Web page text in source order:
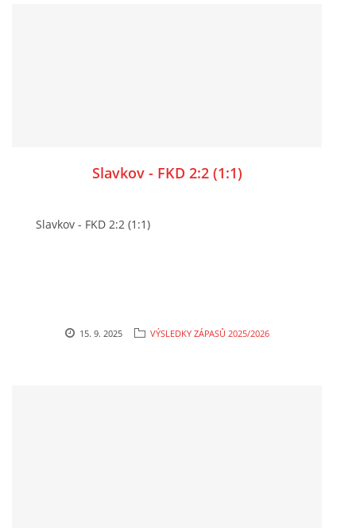
Slavkov - FKD 2:2 (1:1)
Slavkov - FKD 2:2 (1:1)
15. 9. 2025 VÝSLEDKY ZÁPASŮ 2025/2026